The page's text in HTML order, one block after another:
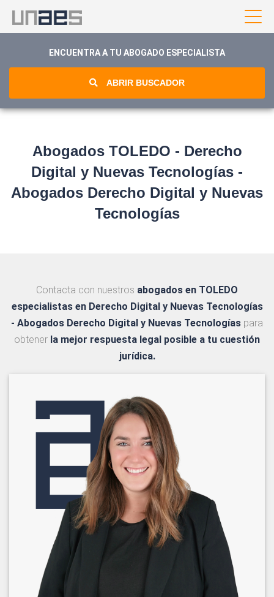
ENCUENTRA A TU ABOGADO ESPECIALISTA
ABRIR BUSCADOR
Abogados TOLEDO - Derecho
Digital y Nuevas Tecnologías -
Abogados Derecho Digital y Nuevas
Tecnologías
Contacta con nuestros abogados en TOLEDO
especialistas en Derecho Digital y Nuevas Tecnologías
- Abogados Derecho Digital y Nuevas Tecnologías para
obtener la mejor respuesta legal posible a tu cuestión
jurídica.